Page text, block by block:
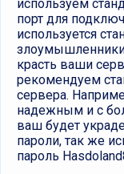
используем
порт для
используется
злоумышленники
красть ваши
рекомендуем
сервера.
надежным и с
ваш будет
пароли, так же
пароль